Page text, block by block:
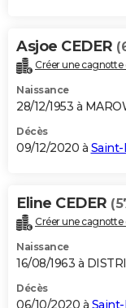
Asjoe CEDER
Créer une cagnotte
Naissance
28/12/1953 à
Décès
09/12/2020 à
Eline CEDER
Créer une cagnotte
Naissance
16/08/1963 à
Décès
06/10/2020 à